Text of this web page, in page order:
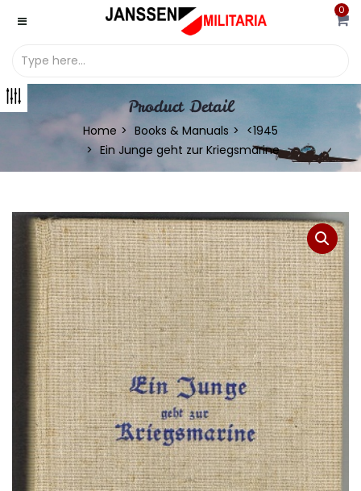
0
Product Detail
Home Books & Manuals
<1945
Ein Junge geht zur Kriegsmarine